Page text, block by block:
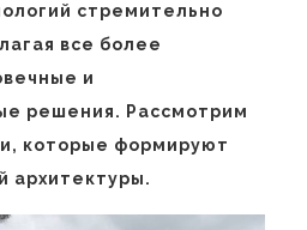
стремительно
все более
и
решения. Рассмотрим
которые формируют
архитектуры.